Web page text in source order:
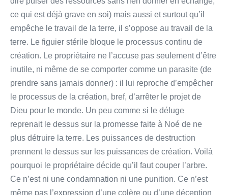
ce qui est déjà grave en soi) mais aussi et surtout qu’il
empêche le travail de la terre, il s’oppose au travail de la
terre. Le figuier stérile bloque le processus continu de
création. Le propriétaire ne l’accuse pas seulement d’être
inutile, ni même de se comporter comme un parasite (de
prendre sans jamais donner) : il lui reproche d’empêcher
le processus de la création, bref, d’arrêter le projet de
Dieu pour le monde. Un peu comme si le déluge
reprenait le dessus sur la promesse faite à Noé de ne
plus détruire la terre. Les puissances de destruction
prennent le dessus sur les puissances de création. Voilà
pourquoi le propriétaire décide qu’il faut couper l’arbre.
Ce n’est ni une condamnation ni une punition. Ce n’est
même pas l’expression d’une colère ou d’une déception